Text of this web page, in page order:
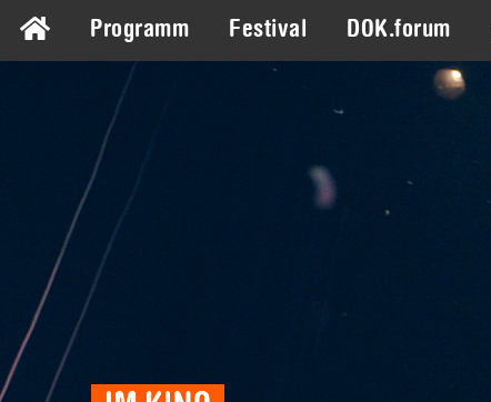
Programm Festival DOK.forum